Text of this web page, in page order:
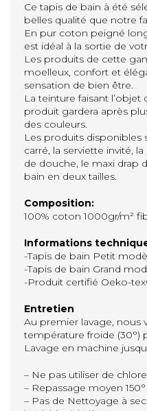
Ce tapis de bain à été
belles qualité que notre
En pur coton peigné
est idéal à la sortie de
Les produits de cette
moelleux, confort et
sensation de bien être.
La teinture faisant l’objet
produit gardera après
des couleurs.
Les produits disponibles
carré, la serviette invité,
de douche, le maxi drap
bain en deux tailles.
Composition:
100% coton 1000gr/m²
Informations
-Tapis de bain Petit
-Tapis de bain Grand
-Produit certifié Oeko-
Entretien
Au premier lavage, nous
température froide (30°)
Lavage en machine
– Ne pas utiliser de chlore
– Repassage moyen 150°
– Pas de Nettoyage à